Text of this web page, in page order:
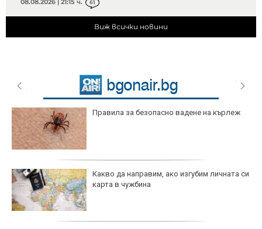
08.08.2026 | 21:15 ч. 61
Виж всички новини
Правила за безопасно вадене на кърлеж
Какво да направим, ако изгубим личната си
карта в чужбина